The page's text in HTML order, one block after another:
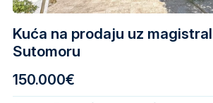
Kuća na prodaju uz
Sutomoru
150.000€